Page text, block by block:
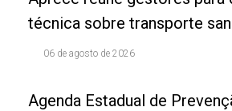
técnica sobre transporte
06 de agosto de 2026
Agenda Estadual de